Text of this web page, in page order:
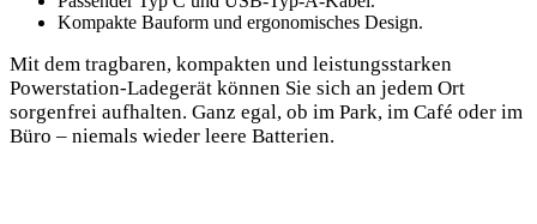
Kompakte Bauform und ergonomisches Design.
Mit dem tragbaren, kompakten und leistungsstarken
Powerstation-Ladegerät können Sie sich an jedem Ort
sorgenfrei aufhalten. Ganz egal, ob im Park, im Café oder im
Büro – niemals wieder leere Batterien.